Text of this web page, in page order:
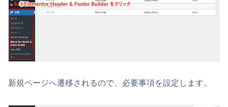
新規ページへ遷移されるので、必要事項を設定します。